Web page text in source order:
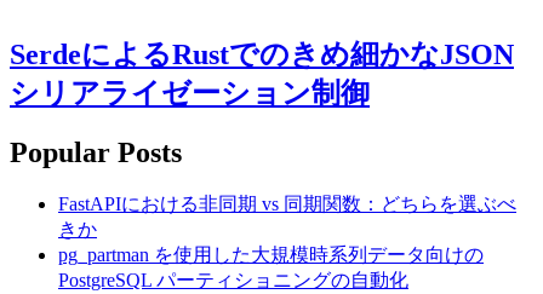
SerdeによるRustでのきめ細かなJSON
シリアライゼーション制御
Popular Posts
FastAPIにおける非同期 vs 同期関数：どちらを選ぶべ
きか
pg_partman を使用した大規模時系列データ向けの
PostgreSQL パーティショニングの自動化